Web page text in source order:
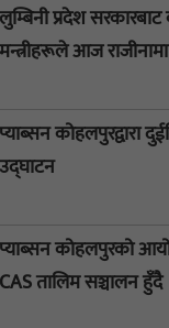
लुम्बिनी प्रदेश
मन्त्रीहरूले आज
प्याब्सन कोहलपुरद्वारा
उद्घाटन
प्याब्सन कोहलपुरको
CAS तालिम सञ्चालन हुँदै